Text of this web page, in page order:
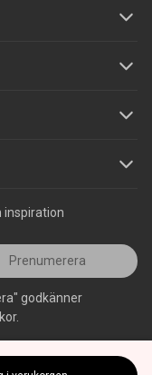
inspiration
Prenumerera
godkänner